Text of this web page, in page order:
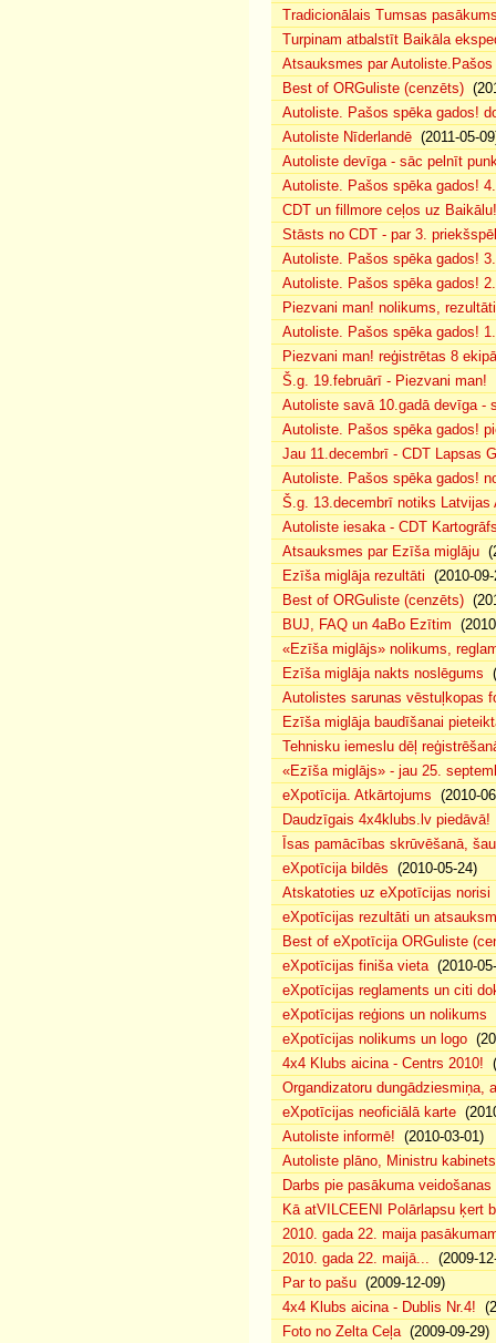
Tradicionālais Tumsas
Turpinam atbalstīt Baikāla
Atsauksmes par
Best of ORGuliste (cenzēts)
Autoliste. Pašos spēka gados!
Autoliste Nīderlandē (2011-05-
Autoliste devīga - sāc pelnīt
Autoliste. Pašos spēka gados!
CDT un fillmore ceļos uz Baikālu!
Stāsts no CDT - par 3.
Autoliste. Pašos spēka gados!
Autoliste. Pašos spēka gados!
Piezvani man! nolikums,
Autoliste. Pašos spēka gados!
Piezvani man! reģistrētas 8
Š.g. 19.februārī - Piezvani man!
Autoliste savā 10.gadā devīga -
Autoliste. Pašos spēka gados!
Jau 11.decembrī - CDT Lapsas
Autoliste. Pašos spēka gados!
Š.g. 13.decembrī notiks Latvijas
Autoliste iesaka - CDT
Atsauksmes par Ezīša miglāju
Ezīša miglāja rezultāti (2010-
Best of ORGuliste (cenzēts)
BUJ, FAQ un 4aBo Ezītim
«Ezīša miglājs» nolikums,
Ezīša miglāja nakts noslēgums
Autolistes sarunas vēstuļkopas
Ezīša miglāja baudīšanai
Tehnisku iemeslu dēļ
«Ezīša miglājs» - jau 25.
eXpotīcija. Atkārtojums (2010-
Daudzīgais 4x4klubs.lv piedāvā!
Īsas pamācības skrūvēšanā,
eXpotīcija bildēs (2010-05-24)
Atskatoties uz eXpotīcijas norisi
eXpotīcijas rezultāti un
Best of eXpotīcija ORGuliste
eXpotīcijas finiša vieta(2010-
eXpotīcijas reglaments un citi
eXpotīcijas reģions un nolikums
eXpotīcijas nolikums un logo
4x4 Klubs aicina - Centrs 2010!
Organdizatoru dungādziesmiņa,
eXpotīcijas neoficiālā karte
Autoliste informē! (2010-03-01)
Autoliste plāno, Ministru
Darbs pie pasākuma
Kā atVILCEENI Polārlapsu ķert
2010. gada 22. maija
2010. gada 22. maijā... (2009-
Par to pašu (2009-12-09)
4x4 Klubs aicina - Dublis Nr.4!
Foto no Zelta Ceļa(2009-09-29)